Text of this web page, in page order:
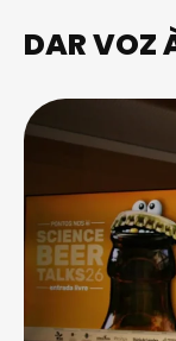
DAR VOZ